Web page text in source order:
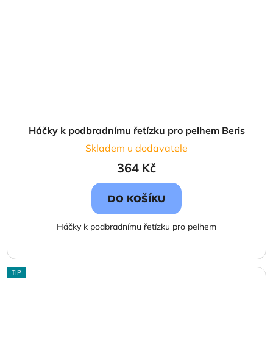
Háčky k podbradnímu řetízku pro pelhem Beris
Skladem u dodavatele
364 Kč
DO KOŠÍKU
Háčky k podbradnímu řetízku pro pelhem
TIP